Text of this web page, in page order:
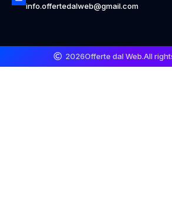
info.offertedalweb@gmail.com
2026Offerte dal Web.All